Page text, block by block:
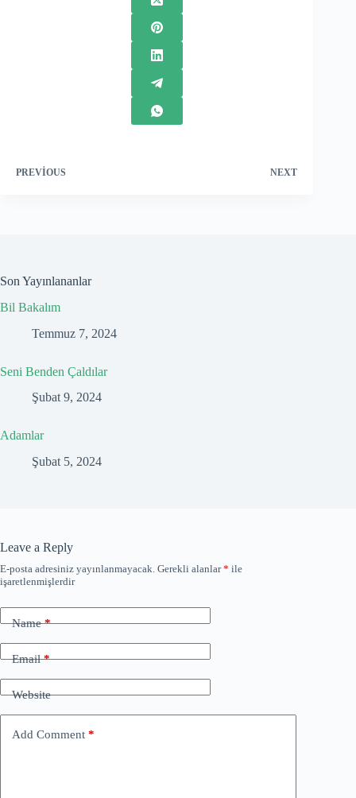
PREVIOUS NEXT
Son Yayınlananlar
Bil Bakalım
Temmuz 7, 2024
Seni Benden Çaldılar
Şubat 9, 2024
Adamlar
Şubat 5, 2024
Leave a Reply
E-posta adresiniz yayınlanmayacak. Gerekli alanlar* ile
işaretlenmişlerdir
Name*
Email*
Website
Add Comment *